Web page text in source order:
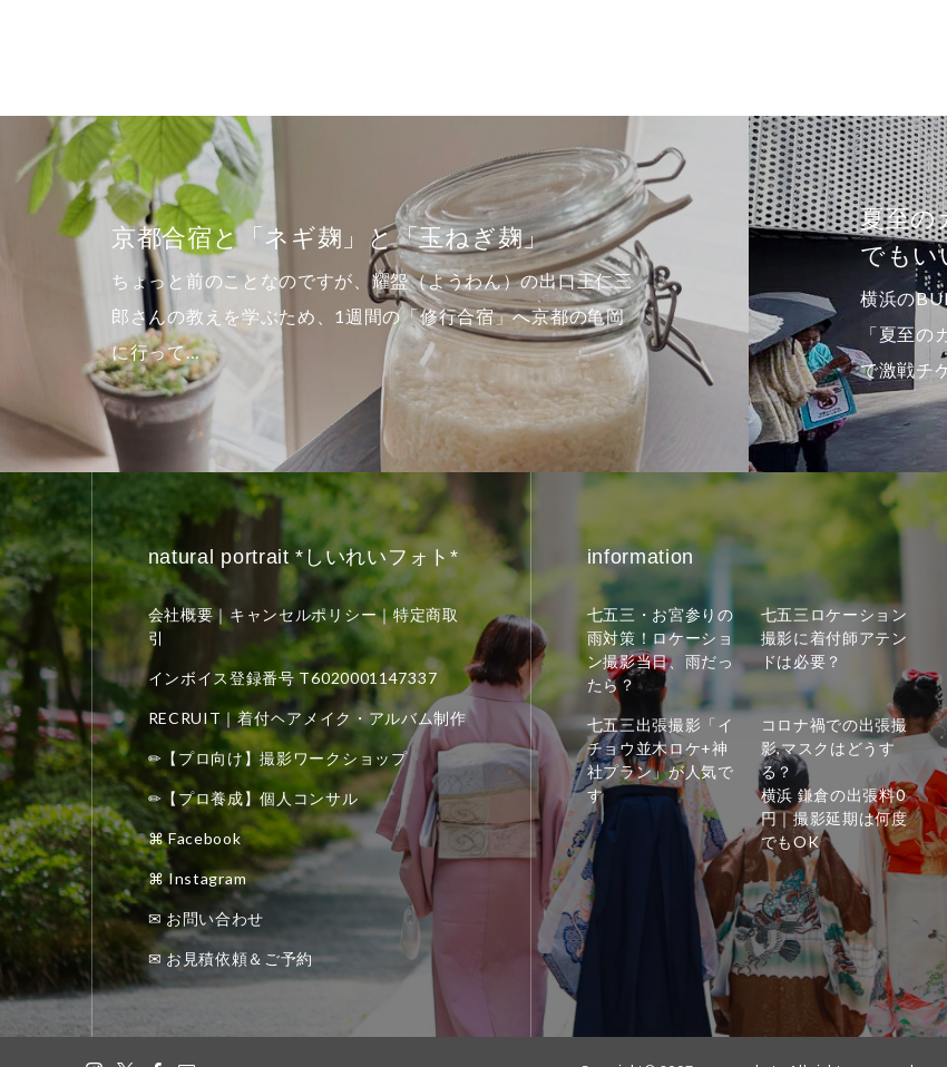
ぎ麹」
わん）の出口王仁三
合宿」へ京都の亀岡
夏至のカノン瞑想＠横浜BUNTAI。「どっち
でもいい」という感覚
横浜のBUNTAIで開催されたさとうみつろうさんのイベント
「夏至のカノン瞑想」に参加してきました。友人からのお誘い
で激戦チケット…
natural portrait *しいれいフォト*
会社概要｜キャンセルポリシー｜特定商取
引
インボイス登録番号 T6020001147337
RECRUIT｜着付ヘアメイク・アルバム制作
✏【プロ向け】撮影ワークショップ
✏【プロ養成】個人コンサル
⌘ Facebook
⌘ Instagram
✉ お問い合わせ
✉ お見積依頼＆ご予約
information
七五三・お宮参りの
雨対策！ロケーショ
ン撮影当日、雨だっ
たら？
七五三ロケーション
撮影に着付師アテン
ドは必要？
七五三出張撮影「イ
チョウ並木ロケ+神
社プラン」が人気で
す
コロナ禍での出張撮
影,マスクはどうす
る？
横浜 鎌倉の出張料0
円｜撮影延期は何度
でもOK